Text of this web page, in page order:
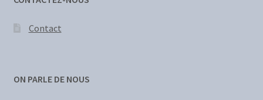
Contact
ON PARLE DE NOUS